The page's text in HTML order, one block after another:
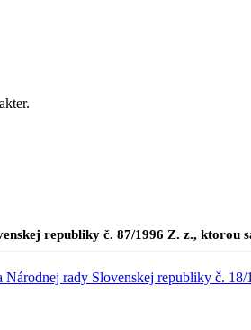
republiky č. 87/1996 Z. z., ktorou
Národnej rady Slovenskej republiky č. 18/